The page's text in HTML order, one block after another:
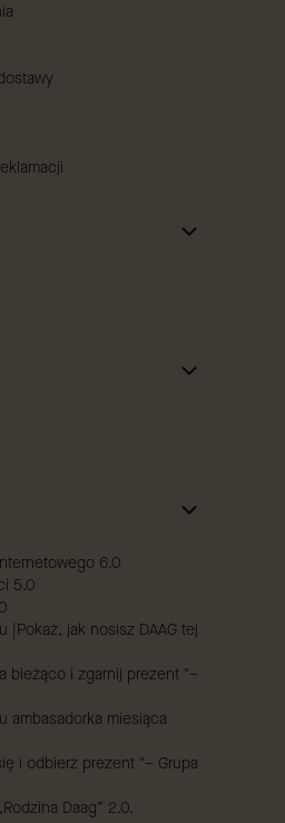
6.0
5.0
|Pokaż, jak nosisz DAAG tej
bieżąco i zgarnij prezent "–
ambasadorka miesiąca
i odbierz prezent "– Grupa
Daag” 2.0.